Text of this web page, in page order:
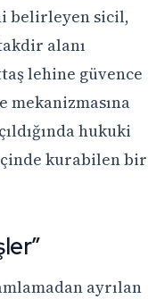
belirleyen sicil,
alanı
lehine güvence
mekanizmasına
hukuki
kurabilen bir
ayrılan